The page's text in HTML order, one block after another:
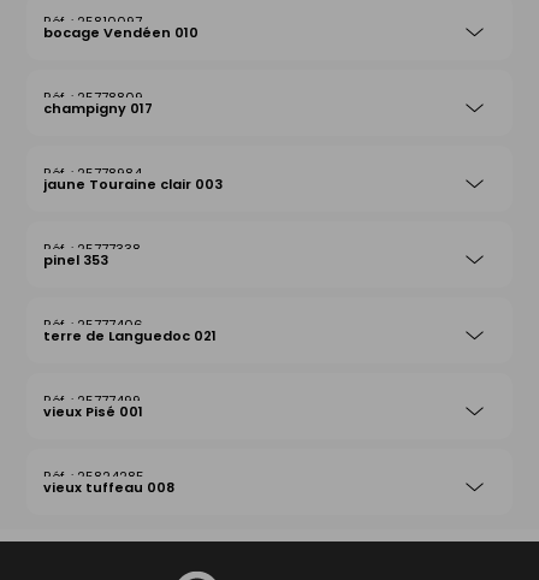
25810097
bocage Vendéen 010
25778809
champigny 017
25778984
jaune Touraine clair 003
25777338
pinel 353
25777406
terre de Languedoc 021
25777499
vieux Pisé 001
25824285
vieux tuffeau 008